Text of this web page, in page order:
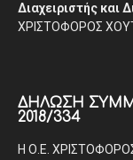
Διαχειριστής και
ΧΡΙΣΤΟΦΟΡΟΣ
ΔΉΛΩΣΗ
2018/334
Η Ο.Ε.